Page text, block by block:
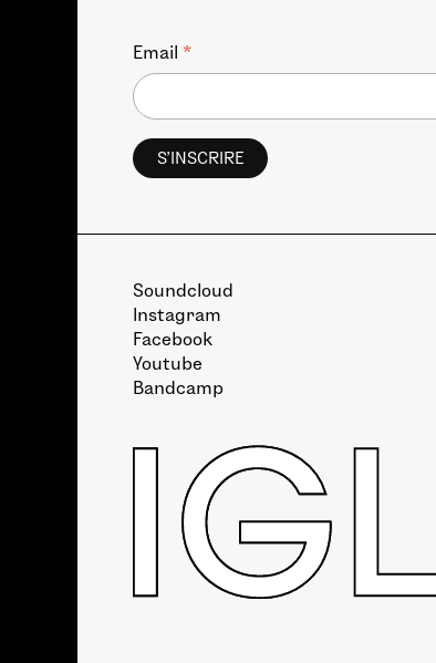
Email *
Soundcloud
Instagram
Facebook
Youtube
Bandcamp